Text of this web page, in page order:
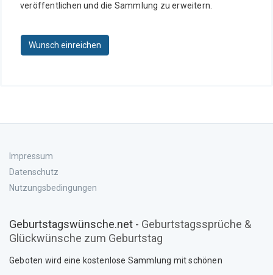
veröffentlichen und die Sammlung zu erweitern.
Wunsch einreichen
Impressum
Datenschutz
Nutzungsbedingungen
Geburtstagswünsche.net - Geburtstagssprüche &
Glückwünsche zum Geburtstag
Geboten wird eine kostenlose Sammlung mit schönen